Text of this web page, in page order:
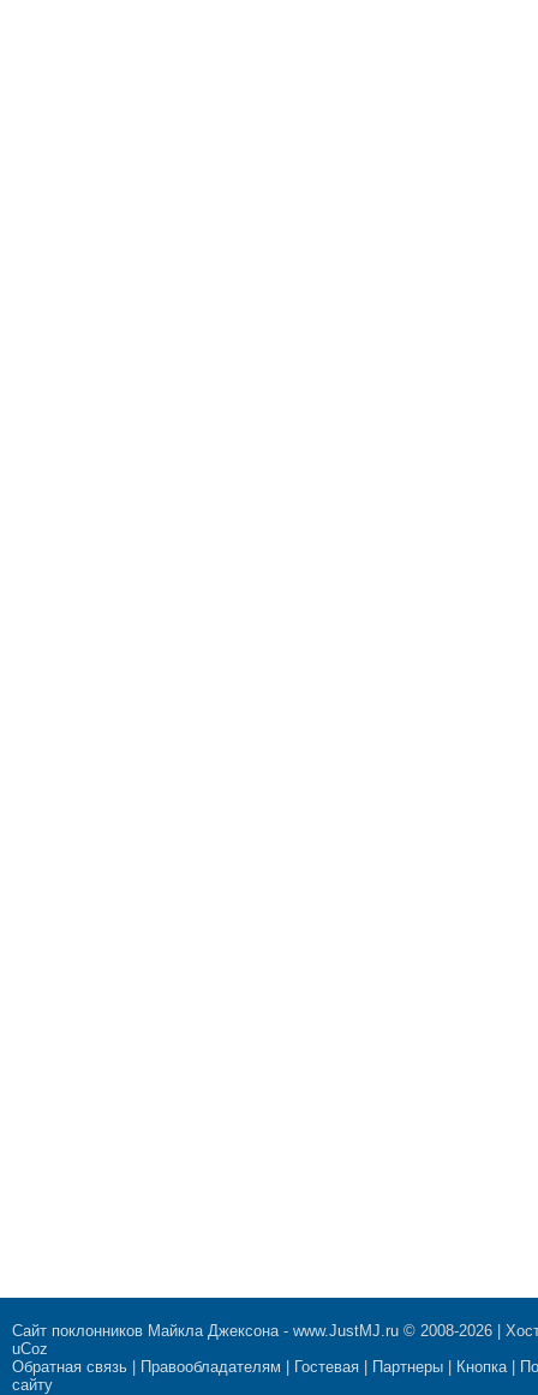
Сайт поклонников Майкла Джексона- www.JustMJ.ru © 2008-2026 |
uCoz
Обратная связь
Правообладателям Гостевая Партнеры Кнопка|
сайту